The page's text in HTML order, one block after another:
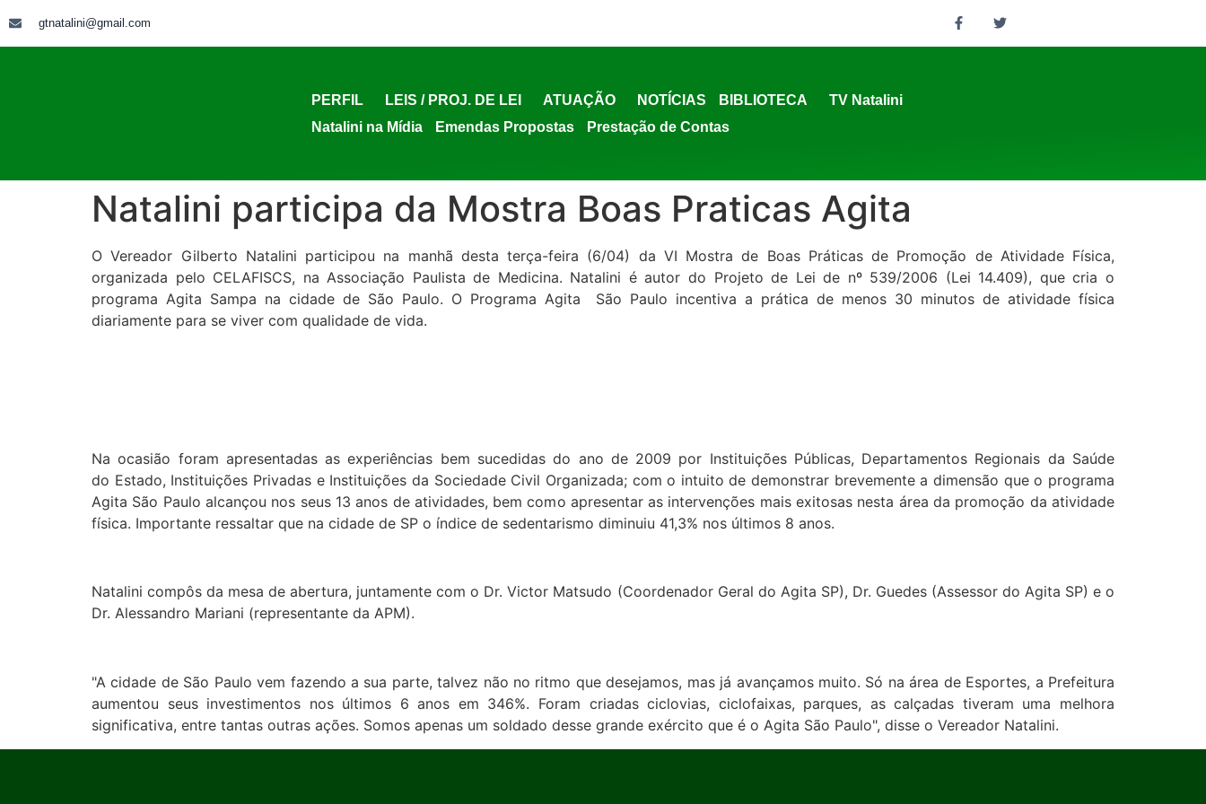
gtnatalini@gmail.com
PERFIL LEIS / PROJ. DE LEI ATUAÇÃO NOTÍCIAS BIBLIOTECA
TV Natalini
Natalini na Mídia
Emendas Propostas Prestação de Contas
Natalini participa da Mostra Boas Praticas Agita
O Vereador Gilberto Natalini participou na manhã desta terça-feira (6/04) da VI Mostra de Boas Práticas de Promoção de Atividade Física,
organizada pelo CELAFISCS, na Associação Paulista de Medicina. Natalini é autor do Projeto de Lei de nº 539/2006 (Lei 14.409), que cria o
programa Agita Sampa na cidade de São Paulo. O Programa Agita São Paulo incentiva a prática de menos 30 minutos de atividade física
diariamente para se viver com qualidade de vida.
Na ocasião foram apresentadas as experiências bem sucedidas do ano de 2009 por Instituições Públicas, Departamentos Regionais da Saúde
do Estado, Instituições Privadas e Instituições da Sociedade Civil Organizada; com o intuito de demonstrar brevemente a dimensão que o programa
Agita São Paulo alcançou nos seus 13 anos de atividades, bem como apresentar as intervenções mais exitosas nesta área da promoção da atividade
física. Importante ressaltar que na cidade de SP o índice de sedentarismo diminuiu 41,3% nos últimos 8 anos.
Natalini compôs da mesa de abertura, juntamente com o Dr. Victor Matsudo (Coordenador Geral do Agita SP), Dr. Guedes (Assessor do Agita SP) e o
Dr. Alessandro Mariani (representante da APM).
"A cidade de São Paulo vem fazendo a sua parte, talvez não no ritmo que desejamos, mas já avançamos muito. Só na área de Esportes, a Prefeitura
aumentou seus investimentos nos últimos 6 anos em 346%. Foram criadas ciclovias, ciclofaixas, parques, as calçadas tiveram uma melhora
significativa, entre tantas outras ações. Somos apenas um soldado desse grande exército que é o Agita São Paulo", disse o Vereador Natalini.